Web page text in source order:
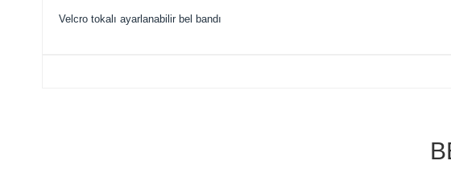
Velcro tokalı ayarlanabilir bel bandı